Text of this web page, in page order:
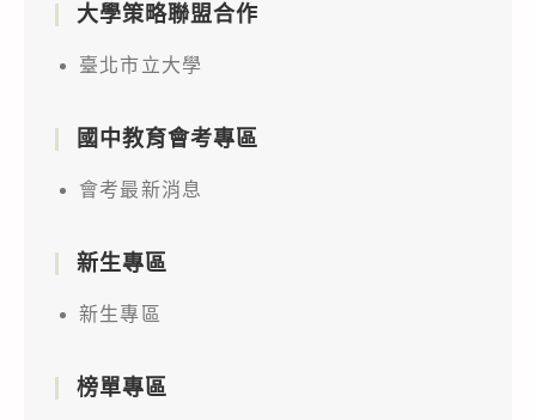
大學策略聯盟合作
臺北市立大學
國中教育會考專區
會考最新消息
新生專區
新生專區
榜單專區